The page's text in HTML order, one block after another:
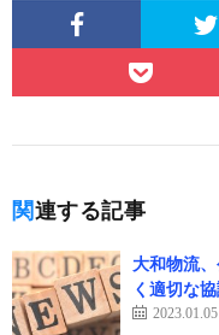
関連する記事
大和物流
く適切な
2023.01.05